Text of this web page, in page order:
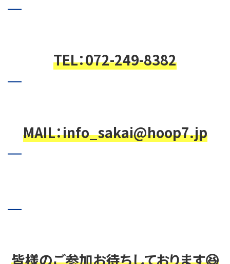
TEL：072-249-8382
MAIL：info_sakai@hoop7.jp
皆様のご参加お待ちしております😆